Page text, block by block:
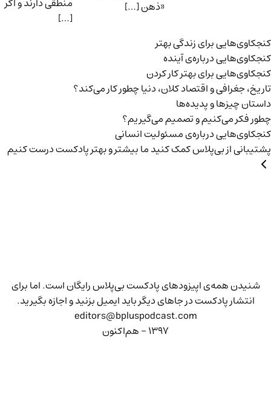
«ذهن […]
[…]
کنجکاوی‌هایی برای زندگی بهتر
کنجکاوی‌هایی درباره‌ی آينده
کنجکاوی‌هایی برای بهتر کار کردن
تاریخ،‌ جغرافی و اقتصاد کلان، دنیا چطور کار می‌کند؟
داستان چیزها و پدیده‌ها
چطور فکر می‌کنیم و تصمیم می‌گیریم؟
کنجکاوی‌هایی درباره‌ی مسئولیت انسانی
پشتیبانی از بی‌پلاسکمک کنید ما بیشتر و بهتر پادکست درست کنیم
شنیدن همه‌ی اپیزودهای پادکست بی‌پلاس رایگان است. اما برای
انتشار پادکست در جاهای دیگر باید ایمیل بزنید و اجازه بگیرید.
editors@bpluspodcast.com
۱۳۹۷ - هم‌اکنون